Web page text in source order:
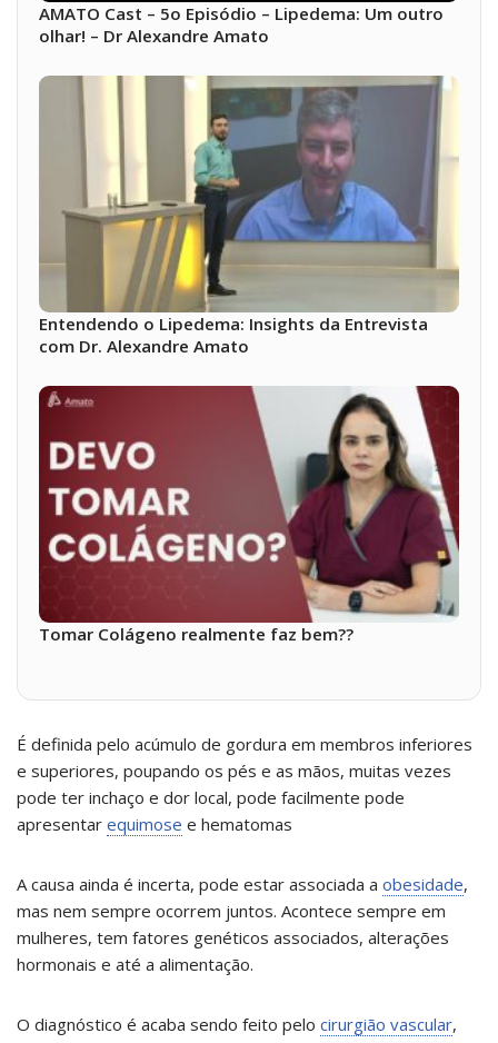
AMATO Cast – 5o Episódio – Lipedema: Um outro
olhar! – Dr Alexandre Amato
Entendendo o Lipedema: Insights da Entrevista
com Dr. Alexandre Amato
Tomar Colágeno realmente faz bem??
É definida pelo acúmulo de gordura em membros inferiores
e superiores, poupando os pés e as mãos, muitas vezes
pode ter inchaço e dor local, pode facilmente pode
apresentar equimose e hematomas
A causa ainda é incerta, pode estar associada a obesidade,
mas nem sempre ocorrem juntos. Acontece sempre em
mulheres, tem fatores genéticos associados, alterações
hormonais e até a alimentação.
O diagnóstico é acaba sendo feito pelo cirurgião vascular,